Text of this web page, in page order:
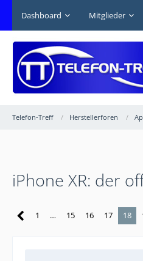
Dashboard Mitglieder
Telefon-Treff Herstellerforen
iPhone XR: der
1 … 15 16 17 18